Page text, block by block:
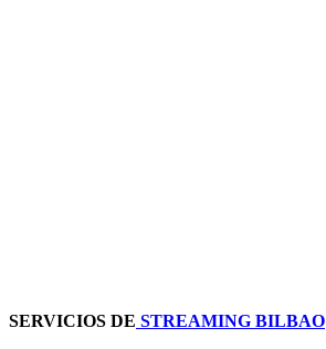
SERVICIOS DE STREAMING BILBAO